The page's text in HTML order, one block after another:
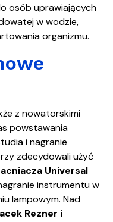
osób uprawiających
w wodzie,
organizmu.
z nowatorskimi
powstawania
i nagranie
zdecydowali użyć
Universal
instrumentu w
lampowym. Nad
Rezner i